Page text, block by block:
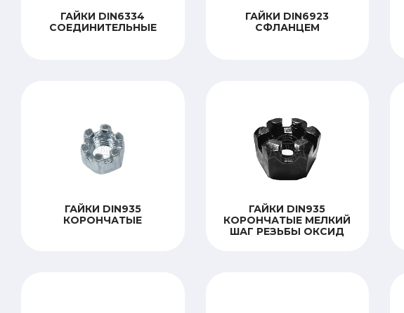
ГАЙКИ DIN6334
СОЕДИНИТЕЛЬНЫЕ
ГАЙКИ DIN6923
СФЛАНЦЕМ
ГАЙКИ DIN935
КОРОНЧАТЫЕ
ГАЙКИ DIN935
КОРОНЧАТЫЕ МЕЛКИЙ
ШАГ РЕЗЬБЫ ОКСИД